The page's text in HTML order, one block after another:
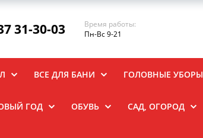
31-30-03
Время работы:
Пн-Вс 9-21
ВСЕ ДЛЯ БАНИ ГОЛОВНЫЕ УБОРЫ
ГОД ОБУВЬ САД, ОГОРОД